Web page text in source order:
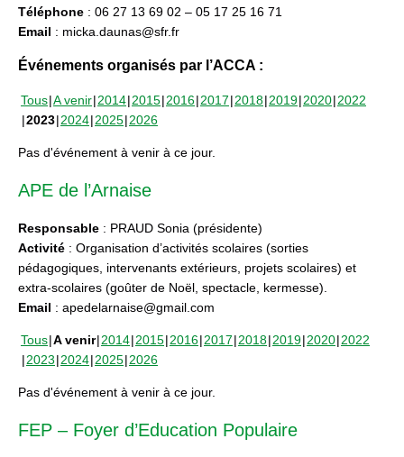
Téléphone : 06 27 13 69 02 – 05 17 25 16 71
Email : micka.daunas@sfr.fr
Événements organisés par l’ACCA :
Tous A venir 2014 2015 2016 2017 2018 2019 2020 2022
2023 2024 2025 2026
Pas d'événement à venir à ce jour.
APE de l’Arnaise
Responsable : PRAUD Sonia (présidente)
Activité : Organisation d’activités scolaires (sorties
pédagogiques, intervenants extérieurs, projets scolaires) et
extra-scolaires (goûter de Noël, spectacle, kermesse).
Email : apedelarnaise@gmail.com
Tous A venir 2014 2015 2016 2017 2018 2019 2020 2022
2023 2024 2025 2026
Pas d'événement à venir à ce jour.
FEP – Foyer d’Education Populaire